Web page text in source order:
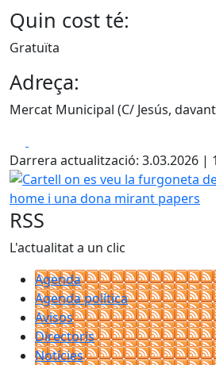
Quin cost té:
Gratuïta
Adreça:
Mercat Municipal (C/ Jesús,
Darrera actualització: 3.03.2026 |
Cartell on es veu la furgoneta de
RSS
L'actualitat a un clic
Agenda
Agenda política
Avisos
Directoris
Notícies